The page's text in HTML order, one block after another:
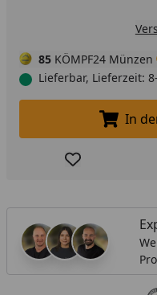
85 KÖMPF24 Münzen
Lieferbar, Lieferzeit:
In
Produkt zur